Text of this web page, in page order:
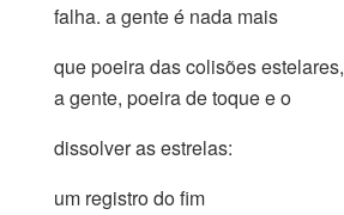
falha. a gente é nada mais
que poeira das colisões estelares,
a gente, poeira de toque e o
dissolver as estrelas:
um registro do fim